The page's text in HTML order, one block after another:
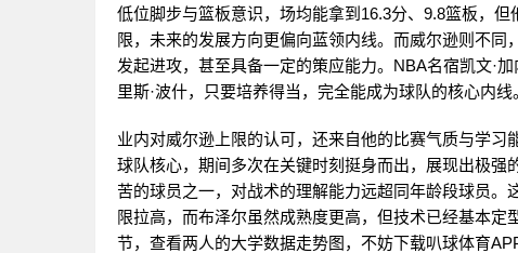
低位脚步与篮板意识，场均能拿到16.3分、9.8篮板，
限，未来的发展方向更偏向蓝领内线。而威尔逊则不
发起进攻，甚至具备一定的策应能力。NBA名宿凯文·
里斯·波什，只要培养得当，完全能成为球队的核心内线
业内对威尔逊上限的认可，还来自他的比赛气质与学
球队核心，期间多次在关键时刻挺身而出，展现出极强
苦的球员之一，对战术的理解能力远超同年龄段球员
限拉高，而布泽尔虽然成熟度更高，但技术已经基本
节，查看两人的大学数据走势图，不妨下载叭球体育